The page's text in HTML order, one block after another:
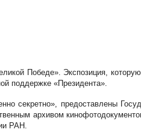
Победе». Экспозиция, которую
поддержке «Президента».
секретно», предоставлены
архивом
РАН.